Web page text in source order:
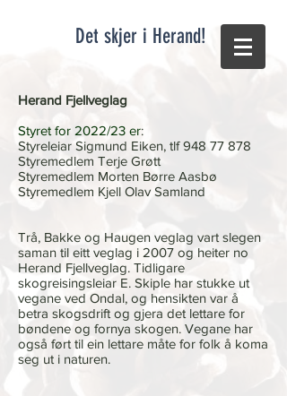
Det skjer i Herand!
Herand Fjellveglag
Styret for 2022/23 er:
Styreleiar Sigmund Eiken, tlf948 77 878
Styremedlem Terje Grøtt
Styremedlem Morten Børre Aasbø
Styremedlem Kjell Olav Samland
Trå, Bakke og Haugen veglag vart slegen
saman til eitt veglag i 2007 og heiter no
Herand Fjellveglag. Tidligare
skogreisingsleiar E. Skiple har stukke ut
vegane ved Ondal, og hensikten var å
betra skogsdrift og gjera det lettare for
bøndene og fornya skogen. Vegane har
også ført til ein lettare måte for folk å koma
seg ut i naturen.